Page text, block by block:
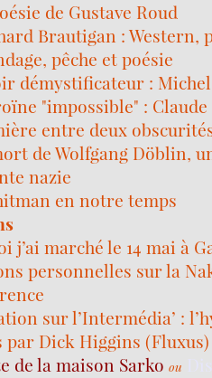
de Gustave Roud
Brautigan : Western,
pêche et poésie
démystificateur :
"impossible" :
entre deux
de Wolfgang Döblin,
nazie
en notre temps
j’ai marché le 14 mai à
personnelles sur la
sur l’Intermédia’ :
par Dick Higgins (Fluxus)
de la maison Sarko ou